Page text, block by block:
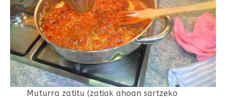
Muturra zatitu (zatiak ahoan sartzeko